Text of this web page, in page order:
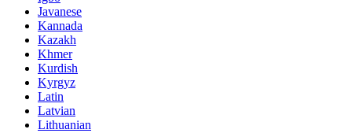
Javanese
Kannada
Kazakh
Khmer
Kurdish
Kyrgyz
Latin
Latvian
Lithuanian